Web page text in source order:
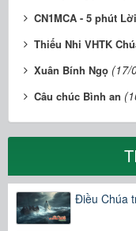
CN1MCA - 5 phút
​​​​​​​Thiếu Nhi VHTK
Xuân Bính Ngọ (17/
Câu chúc Bình an
Điều Chúa